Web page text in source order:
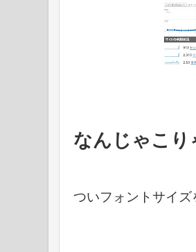
なんじゃこり
ついフォントサイ